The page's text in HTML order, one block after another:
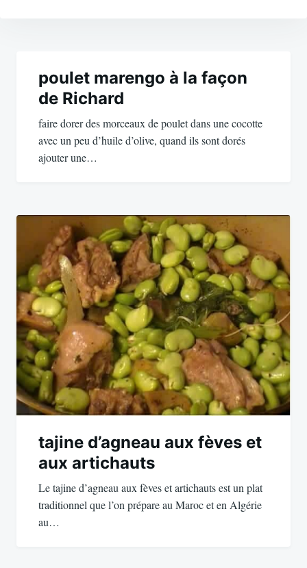
l’article
poulet marengo à la façon
de Richard
faire dorer des morceaux de poulet dans une cocotte
avec un peu d’huile d’olive, quand ils sont dorés
ajouter une…
tajine d’agneau aux fèves et
aux artichauts
Le tajine d’agneau aux fèves et artichauts est un plat
traditionnel que l’on prépare au Maroc et en Algérie
au…